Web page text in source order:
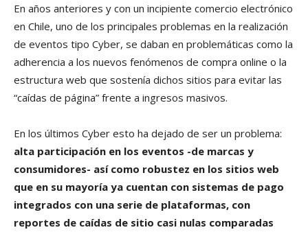
En años anteriores y con un incipiente comercio electrónico
en Chile, uno de los principales problemas en la realización
de eventos tipo Cyber, se daban en problemáticas como la
adherencia a los nuevos fenómenos de compra online o la
estructura web que sostenía dichos sitios para evitar las
“caídas de página” frente a ingresos masivos.
En los últimos Cyber esto ha dejado de ser un problema:
alta participación en los eventos -de marcas y
consumidores- así como robustez en los sitios web
que en su mayoría ya cuentan con sistemas de pago
integrados con una serie de plataformas, con
reportes de caídas de sitio casi nulas comparadas